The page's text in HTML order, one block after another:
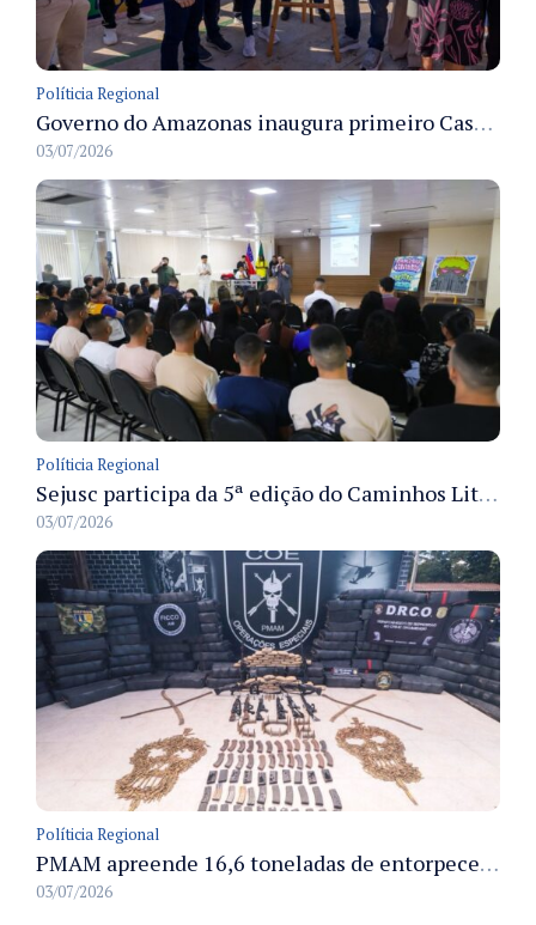
Políticia Regional
Governo do Amazonas inaugura primeiro Castramóvel Fluvial para atendimento veterinário às comunidades ribeirinhas e castração gratuita
03/07/2026
Políticia Regional
Sejusc participa da 5ª edição do Caminhos Literários com foco na cultura hip-hop nas unidades socioeducativas
03/07/2026
Políticia Regional
PMAM apreende 16,6 toneladas de entorpecentes e registra aumento nas prisões em flagrante e nas capturas de foragidos no primeiro semestre de 2026
03/07/2026